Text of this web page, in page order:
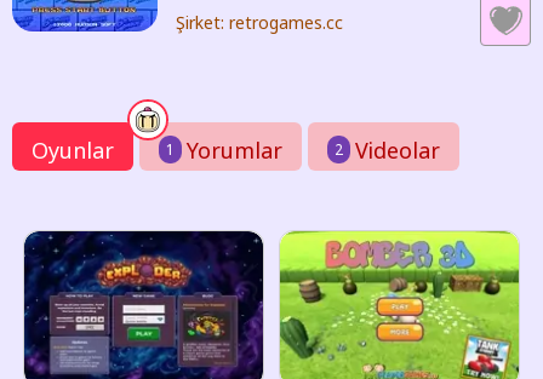
Şirket: retrogames.cc
Oyunlar 1 Yorumlar 2 Videolar